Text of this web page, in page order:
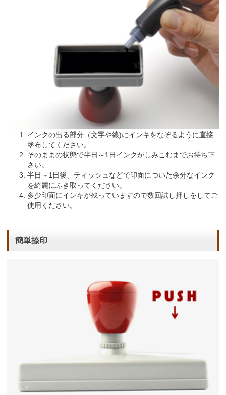
インクの出る部分（文字や線)にインキをなぞるように直接
塗布してください。
そのままの状態で半日～1日インクがしみこむまでお待ち下
さい。
半日～1日後、ティッシュなどで印面についた余分なインク
を綺麗にふき取ってください。
多少印面にインキが残っていますので数回試し押しをしてご
使用ください。
簡単捺印